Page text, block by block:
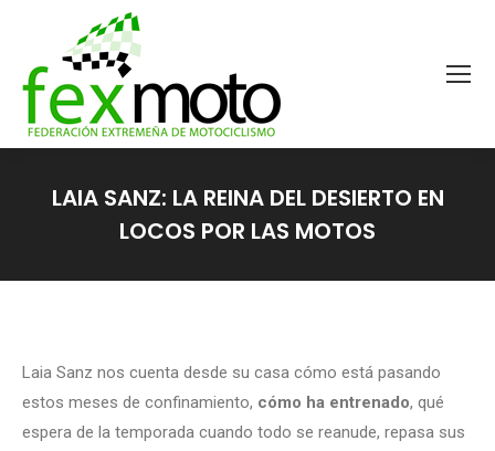
LAIA SANZ: LA REINA DEL DESIERTO EN
LOCOS POR LAS MOTOS
Laia Sanz nos cuenta desde su casa cómo está pasando
estos meses de confinamiento, cómo ha entrenado, qué
espera de la temporada cuando todo se reanude, repasa sus